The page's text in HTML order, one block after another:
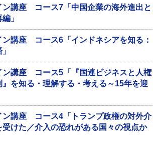
ン講座 コース7「中国企業の海外進出と
」
ン講座 コース6「インドネシアを知る：
ン講座 コース5「『国連ビジネスと人権
を知る・理解する・考える～15年を迎
ン講座 コース4「トランプ政権の対外介
受けた／介入の恐れがある国々の視点か